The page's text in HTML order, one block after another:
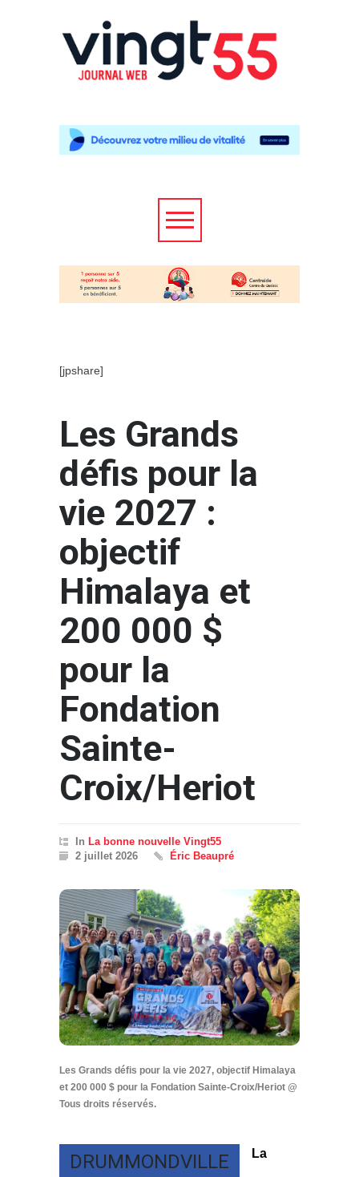
[jpshare]
Les Grands
défis pour la
vie 2027 :
objectif
Himalaya et
200 000 $
pour la
Fondation
Sainte-
Croix/Heriot
In La bonne nouvelle Vingt55
2 juillet 2026
Éric Beaupré
Les Grands défis pour la vie 2027, objectif Himalaya
et 200 000 $ pour la Fondation Sainte-Croix/Heriot @
Tous droits réservés.
DRUMMONDVILLE La